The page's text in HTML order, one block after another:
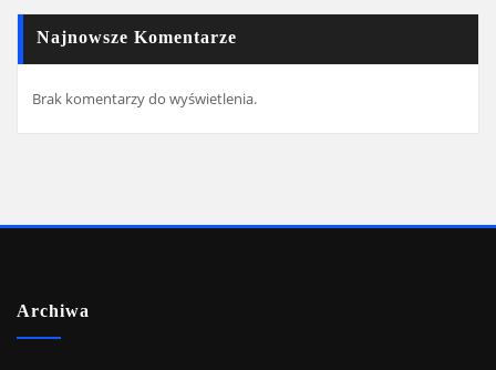
Najnowsze Komentarze
Brak komentarzy do wyświetlenia.
Archiwa